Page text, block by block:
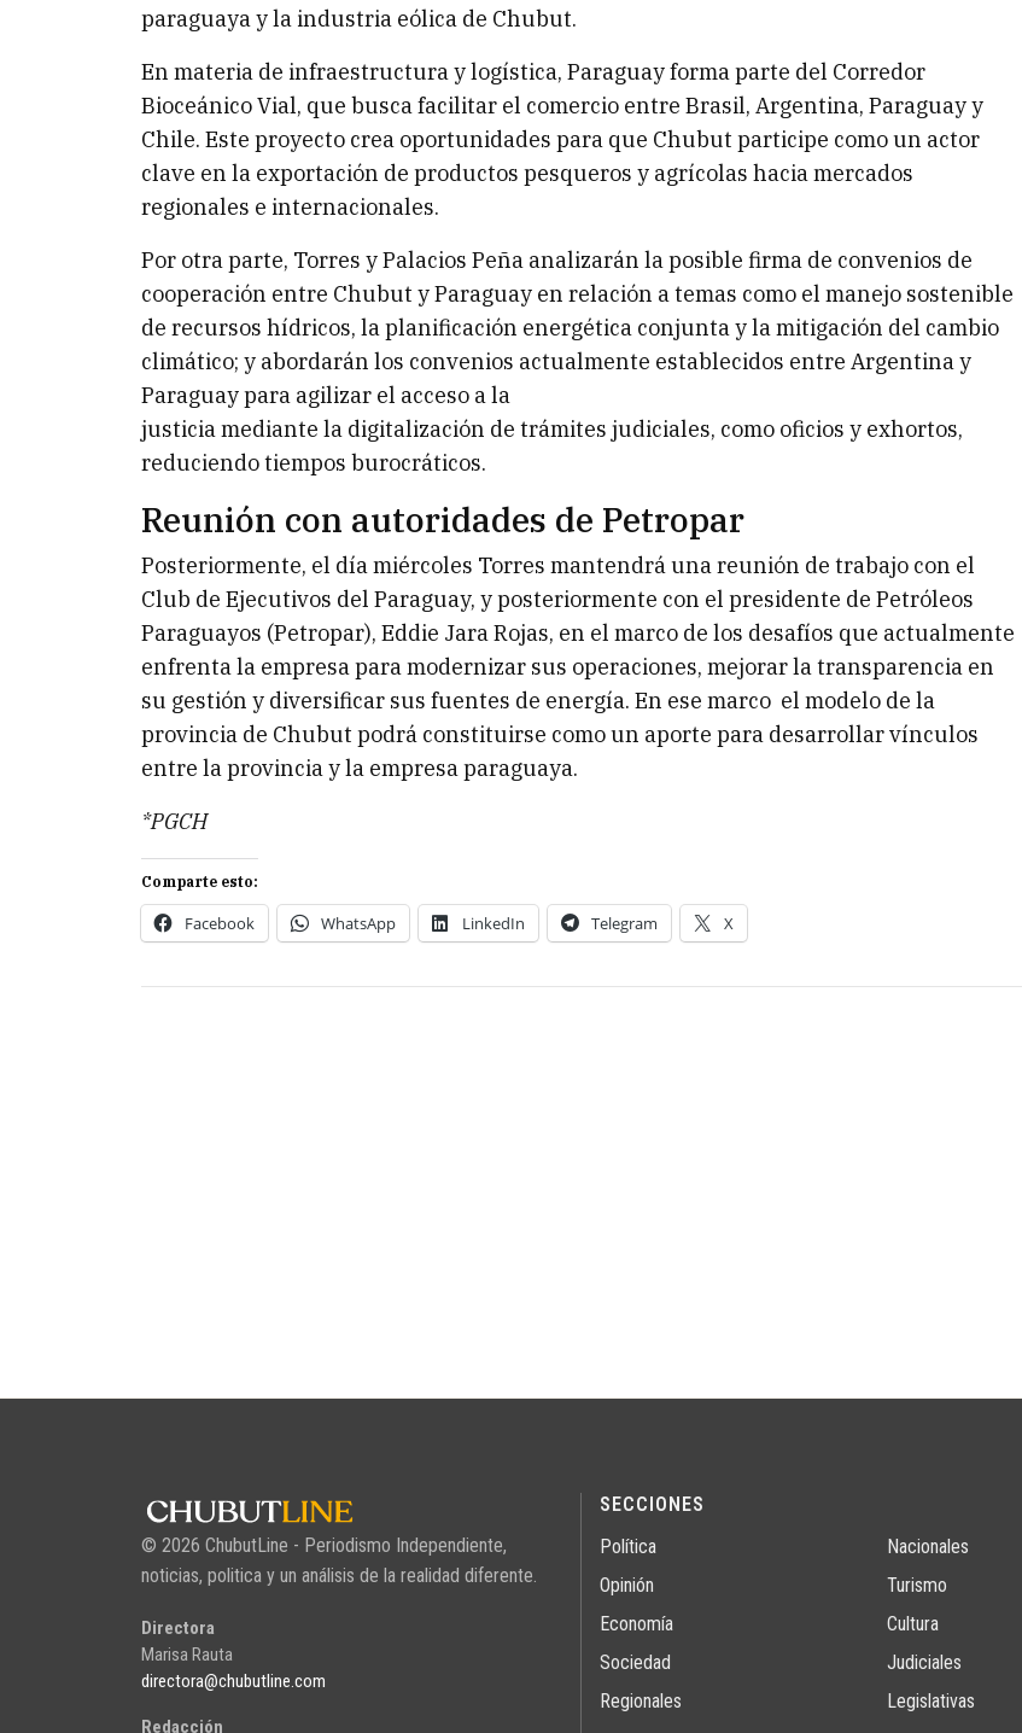
paraguaya y la industria eólica de Chubut.
En materia de infraestructura y logística, Paraguay forma parte del Corredor
Bioceánico Vial, que busca facilitar el comercio entre Brasil, Argentina, Paraguay y
Chile. Este proyecto crea oportunidades para que Chubut participe como un actor
clave en la exportación de productos pesqueros y agrícolas hacia mercados
regionales e internacionales.
Por otra parte, Torres y Palacios Peña analizarán la posible firma de convenios de
cooperación entre Chubut y Paraguay en relación a temas como el manejo sostenible
de recursos hídricos, la planificación energética conjunta y la mitigación del cambio
climático; y abordarán los convenios actualmente establecidos entre Argentina y
Paraguay para agilizar el acceso a la
justicia mediante la digitalización de trámites judiciales, como oficios y exhortos,
reduciendo tiempos burocráticos.
Reunión con autoridades de Petropar
Posteriormente, el día miércoles Torres mantendrá una reunión de trabajo con el
Club de Ejecutivos del Paraguay, y posteriormente con el presidente de Petróleos
Paraguayos (Petropar), Eddie Jara Rojas, en el marco de los desafíos que actualmente
enfrenta la empresa para modernizar sus operaciones, mejorar la transparencia en
su gestión y diversificar sus fuentes de energía. En ese marco el modelo de la
provincia de Chubut podrá constituirse como un aporte para desarrollar vínculos
entre la provincia y la empresa paraguaya.
*PGCH
Comparte esto:
Facebook WhatsApp LinkedIn Telegram X
© 2026 ChubutLine - Periodismo Independiente,
noticias, politica y un análisis de la realidad diferente.
Directora
Marisa Rauta
directora@chubutline.com
Redacción
SECCIONES
Política
Opinión
Economía
Sociedad
Regionales
Nacionales
Turismo
Cultura
Judiciales
Legislativas